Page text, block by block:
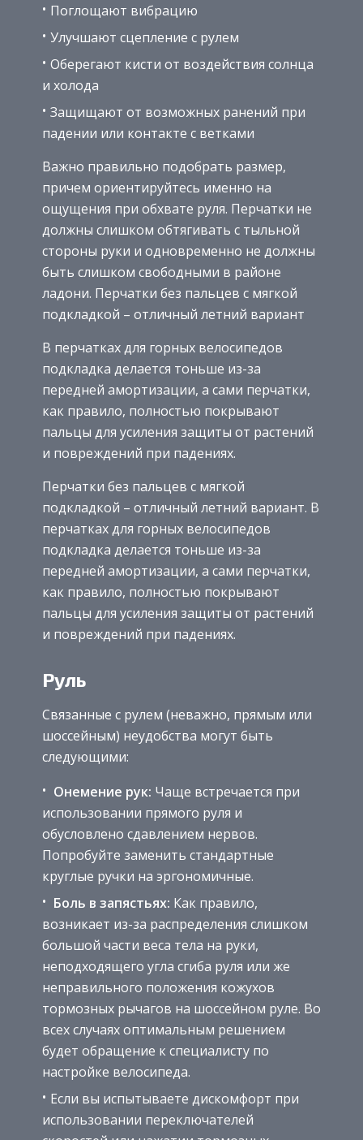
Поглощают вибрацию
Улучшают сцепление с рулем
Оберегают кисти от воздействия солнца
и холода
Защищают от возможных ранений при
падении или контакте с ветками
Важно правильно подобрать размер,
причем ориентируйтесь именно на
ощущения при обхвате руля. Перчатки не
должны слишком обтягивать с тыльной
стороны руки и одновременно не должны
быть слишком свободными в районе
ладони. Перчатки без пальцев с мягкой
подкладкой – отличный летний вариант
В перчатках для горных велосипедов
подкладка делается тоньше из-за
передней амортизации, а сами перчатки,
как правило, полностью покрывают
пальцы для усиления защиты от растений
и повреждений при падениях.
Перчатки без пальцев с мягкой
подкладкой – отличный летний вариант. В
перчатках для горных велосипедов
подкладка делается тоньше из-за
передней амортизации, а сами перчатки,
как правило, полностью покрывают
пальцы для усиления защиты от растений
и повреждений при падениях.
Руль
Связанные с рулем (неважно, прямым или
шоссейным) неудобства могут быть
следующими:
Онемение рук: Чаще встречается при
использовании прямого руля и
обусловлено сдавлением нервов.
Попробуйте заменить стандартные
круглые ручки на эргономичные.
Боль в запястьях: Как правило,
возникает из-за распределения слишком
большой части веса тела на руки,
неподходящего угла сгиба руля или же
неправильного положения кожухов
тормозных рычагов на шоссейном руле. Во
всех случаях оптимальным решением
будет обращение к специалисту по
настройке велосипеда.
Если вы испытываете дискомфорт при
использовании переключателей